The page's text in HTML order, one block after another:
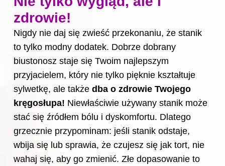
zdrowie!
Nigdy nie daj się zwieść przekonaniu, że stanik
to tylko modny dodatek. Dobrze dobrany
biustonosz staje się Twoim najlepszym
przyjacielem, który nie tylko pięknie kształtuje
sylwetkę, ale także dba o zdrowie Twojego
kręgosłupa! Niewłaściwie używany stanik może
stać się źródłem bólu i dyskomfortu. Dlatego
grzecznie przypominam: jeśli stanik odstaje,
wbija się lub sprawia, że czujesz się jak tort, nie
wahaj się, aby go zmienić. Złe dopasowanie to